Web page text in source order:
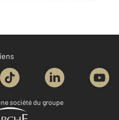
société du groupe